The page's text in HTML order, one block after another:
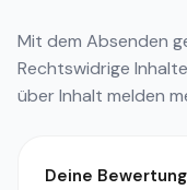
Mit dem Absenden
Rechtswidrige
überInhalt melden
Deine Bewertung